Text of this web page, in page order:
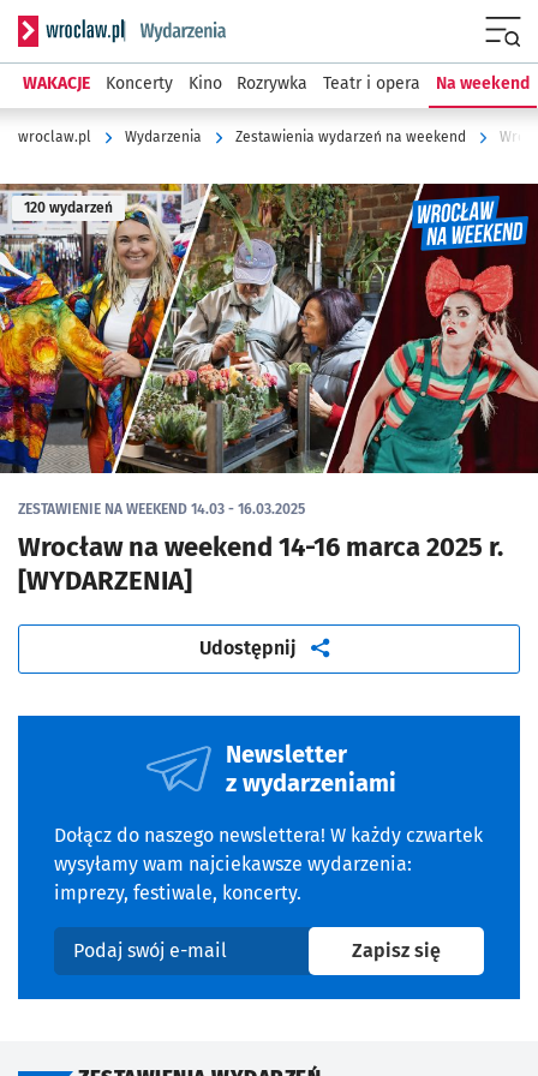
Serwis informacyjny wroclaw.pl podserwis: Wydarzenia
WAKACJE Koncerty Kino Rozrywka Teatr i opera Na weekend
wroclaw.pl Wydarzenia Zestawienia wydarzeń na weekend
ZESTAWIENIE NA WEEKEND 14.03 - 16.03.2025
Wrocław na weekend 14-16 marca 2025 r.
[WYDARZENIA]
120 wydarzeń
Udostępnij artykuł
Newsletter
z wydarzeniami
Dołącz do naszego newslettera! W każdy czwartek
wysyłamy wam najciekawsze wydarzenia:
imprezy, festiwale, koncerty.
Podaj swój e-mail
Zapisz sięna